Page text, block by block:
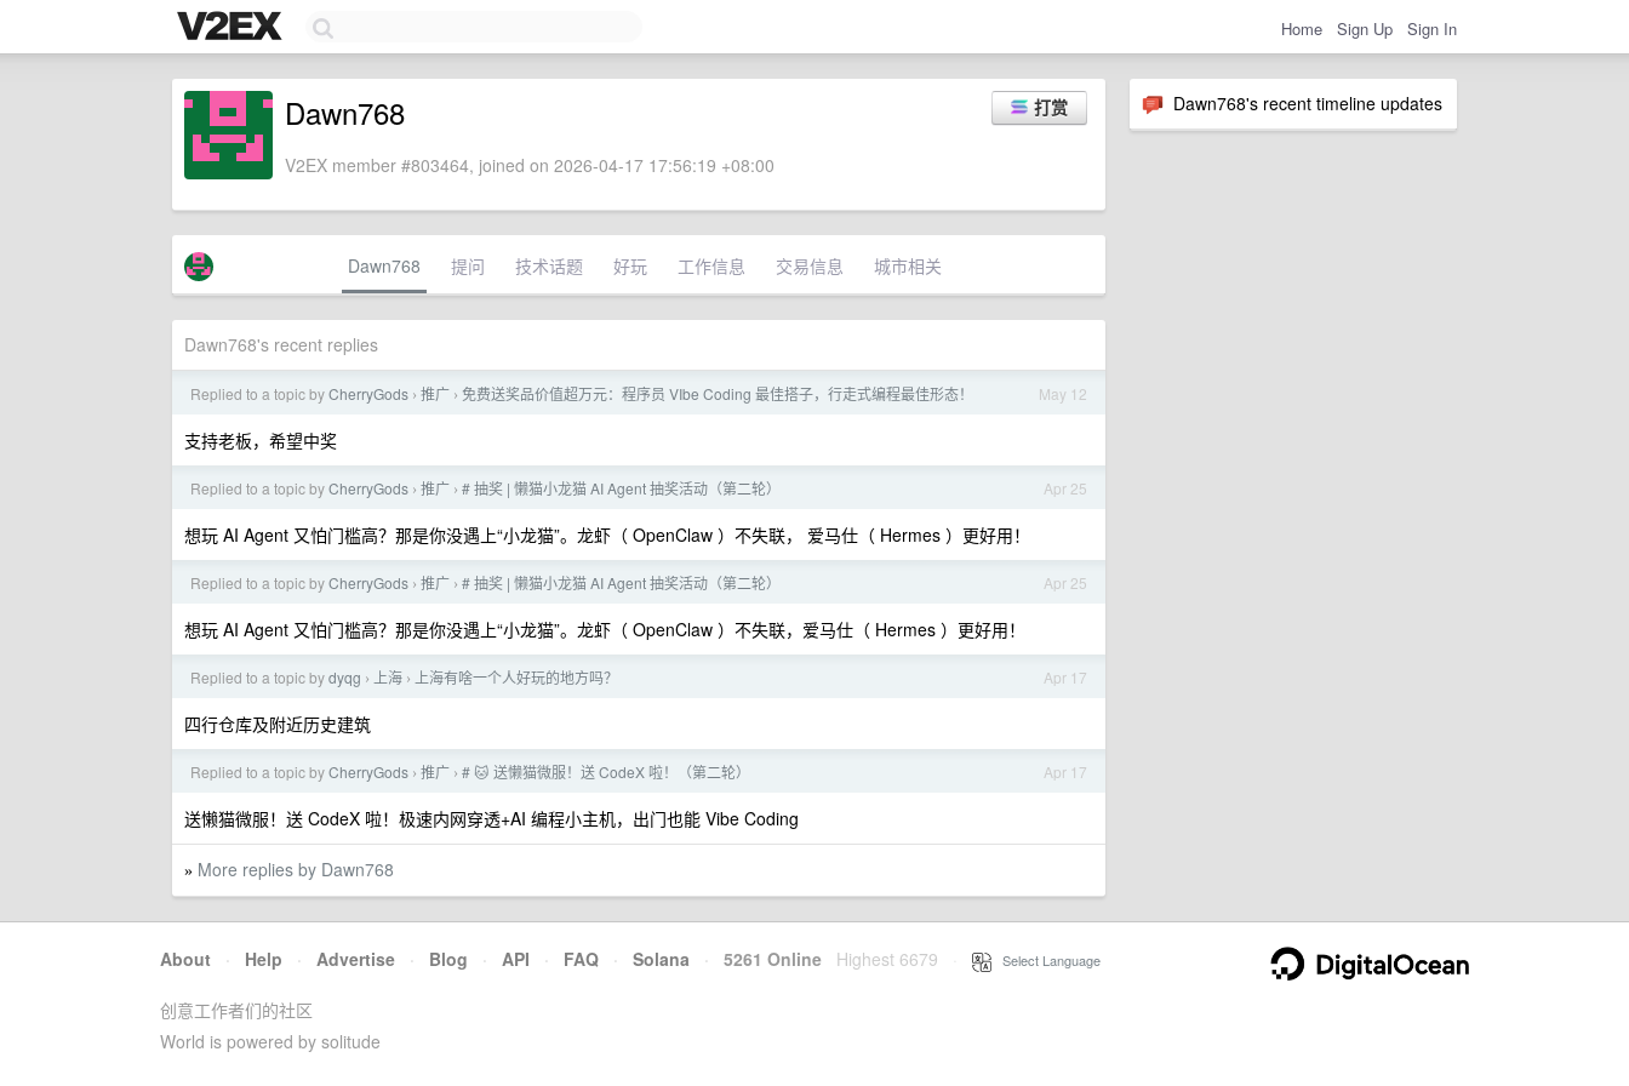
Home Sign Up Sign In
Dawn768's recent timeline updates
打赏
Dawn768
V2EX member #803464, joined on 2026-04-17 17:56:19 +08:00
Dawn768 提问 技术话题 好玩 工作信息 交易信息 城市相关
Dawn768's recent replies
May 12
Replied to a topic byCherryGods › 推广 › 免费送奖品价值超万元：程序员 VIbe Coding 最佳搭子，行走式编程最佳形态！
支持老板，希望中奖
Apr 25
Replied to a topic byCherryGods › 推广 › # 抽奖 | 懒猫小龙猫 AI Agent 抽奖活动（第二轮）
想玩 AI Agent 又怕门槛高？那是你没遇上“小龙猫”。龙虾（ OpenClaw ）不失联， 爱马仕（ Hermes ）更好用！
Apr 25
Replied to a topic byCherryGods › 推广 › # 抽奖 | 懒猫小龙猫 AI Agent 抽奖活动（第二轮）
想玩 AI Agent 又怕门槛高？那是你没遇上“小龙猫”。龙虾（ OpenClaw ）不失联，爱马仕（ Hermes ）更好用！
Apr 17
Replied to a topic bydyqg › 上海 › 上海有啥一个人好玩的地方吗？
四行仓库及附近历史建筑
Apr 17
Replied to a topic byCherryGods › 推广 › # 🐱 送懒猫微服！送 CodeX 啦！（第二轮）
送懒猫微服！送 CodeX 啦！极速内网穿透+AI 编程小主机，出门也能 Vibe Coding
» More replies by Dawn768
About · Help · Advertise · Blog · API · FAQ · Solana · 5261 Online Highest 6679 Select Language
创意工作者们的社区
World is powered by solitude